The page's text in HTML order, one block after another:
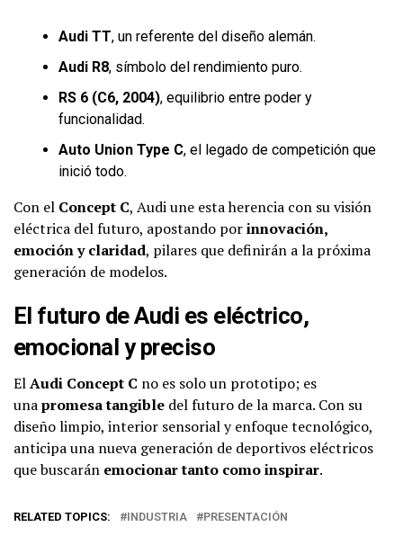
Audi TT, un referente del diseño alemán.
Audi R8, símbolo del rendimiento puro.
RS 6 (C6, 2004), equilibrio entre poder y
funcionalidad.
Auto Union Type C, el legado de competición que
inició todo.
Con el Concept C, Audi une esta herencia con su visión
eléctrica del futuro, apostando porinnovación,
emoción y claridad, pilares que definirán a la próxima
generación de modelos.
El futuro de Audi es eléctrico,
emocional y preciso
ElAudi Concept C no es solo un prototipo; es
unapromesa tangible del futuro de la marca. Con su
diseño limpio, interior sensorial y enfoque tecnológico,
anticipa una nueva generación de deportivos eléctricos
que buscarán emocionar tanto como inspirar.
RELATED TOPICS: INDUSTRIA PRESENTACIÓN